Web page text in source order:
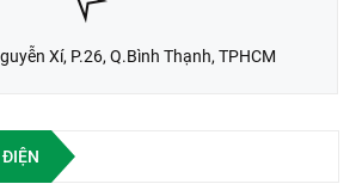
Xí, P.26, Q.Bình Thạnh, TPHCM